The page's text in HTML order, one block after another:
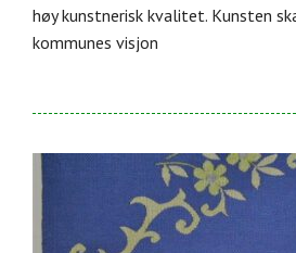
høy kunstnerisk kvalitet. Kunsten
kommunes visjon